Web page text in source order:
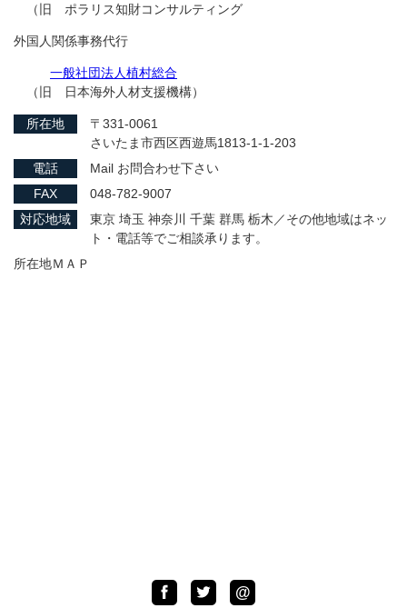
（旧 ポラリス知財コンサルティング
外国人関係事務代行
一般社団法人植村総合
（旧 日本海外人材支援機構）
所在地
〒331-0061
さいたま市西区西遊馬1813-1-1-203
電話
Mail お問合わせ下さい
FAX
048-782-9007
対応地域
東京 埼玉 神奈川 千葉 群馬 栃木／その他地域はネッ
ト・電話等でご相談承ります。
所在地ＭＡＰ
Facebook
TwitterLINE
@